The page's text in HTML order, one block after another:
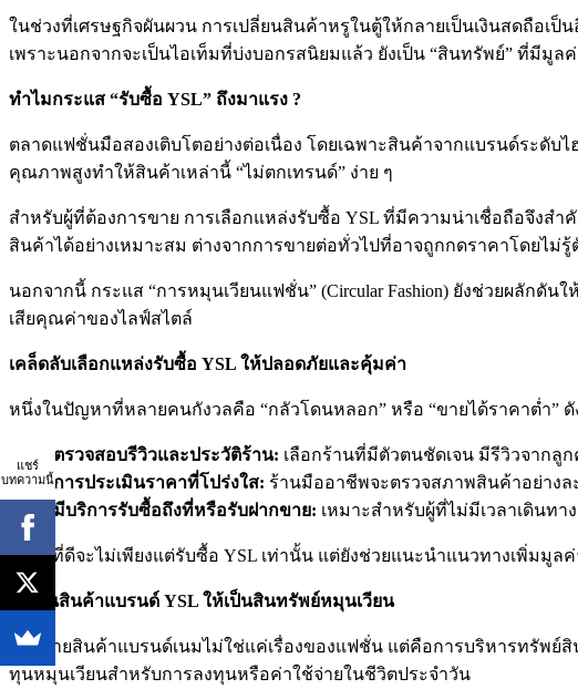
ในช่วงที่เศรษฐกิจผันผวน การเปลี่ยนสินค้าหรูในตู้ให้กลายเป็นเงินสดถือ
เพราะนอกจากจะเป็นไอเท็มที่บ่งบอกรสนิยมแล้ว ยังเป็น “สินทรัพย์” ที่มี
ทำไมกระแส “รับซื้อ YSL” ถึงมาแรง ?
ตลาดแฟชั่นมือสองเติบโตอย่างต่อเนื่อง โดยเฉพาะสินค้าจากแบรนด์ระดับ
คุณภาพสูงทำให้สินค้าเหล่านี้ “ไม่ตกเทรนด์” ง่าย ๆ
สำหรับผู้ที่ต้องการขาย การเลือกแหล่งรับซื้อ YSL ที่มีความน่าเชื่อถือจึง
สินค้าได้อย่างเหมาะสม ต่างจากการขายต่อทั่วไปที่อาจถูกกดราคาโดยไม่รู้
นอกจากนี้ กระแส “การหมุนเวียนแฟชั่น” (Circular Fashion) ยังช่วยผลักดั
เสียคุณค่าของไลฟ์สไตล์
เคล็ดลับเลือกแหล่งรับซื้อ YSL ให้ปลอดภัยและคุ้มค่า
หนึ่งในปัญหาที่หลายคนกังวลคือ “กลัวโดนหลอก” หรือ “ขายได้ราคาต่ำ
ตรวจสอบรีวิวและประวัติร้าน: เลือกร้านที่มีตัวตนชัดเจน มีรีวิวจากลู
การประเมินราคาที่โปร่งใส: ร้านมืออาชีพจะตรวจสภาพสินค้าอย่างล
มีบริการรับซื้อถึงที่หรือรับฝากขาย: เหมาะสำหรับผู้ที่ไม่มีเวลาเดินท
แหล่งที่ดีจะไม่เพียงแต่รับซื้อ YSL เท่านั้น แต่ยังช่วยแนะนำแนวทางเพิ่มมู
เปลี่ยนสินค้าแบรนด์ YSL ให้เป็นสินทรัพย์หมุนเวียน
การขายสินค้าแบรนด์เนมไม่ใช่แค่เรื่องของแฟชั่น แต่คือการบริหารทรัพย์
ทุนหมุนเวียนสำหรับการลงทุนหรือค่าใช้จ่ายในชีวิตประจำวัน
แชร์
บทความนี้